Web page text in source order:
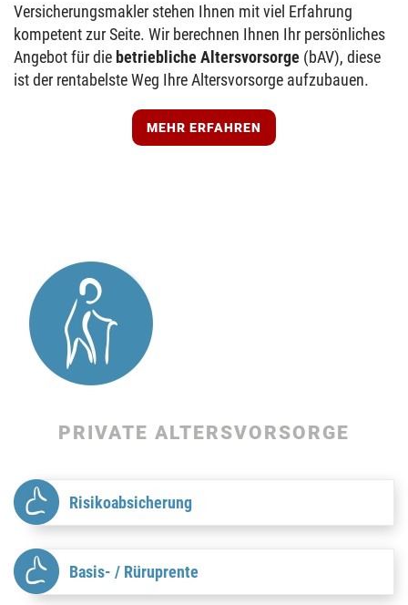
Versicherungsmakler stehen Ihnen mit viel Erfahrung
kompetent zur Seite. Wir berechnen Ihnen Ihr persönliches
Angebot für die betriebliche Altersvorsorge (bAV), diese
ist der rentabelste Weg Ihre Altersvorsorge aufzubauen.
MEHR ERFAHREN
PRIVATE ALTERSVORSORGE
Risikoabsicherung
Basis- / Rüruprente